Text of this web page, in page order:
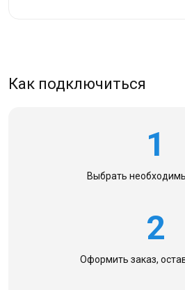
Как подключиться
1
Выбрать
2
Оформить заказ,